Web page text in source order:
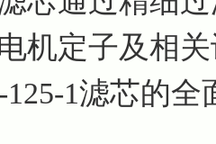
机定子及相
125-1滤芯的全